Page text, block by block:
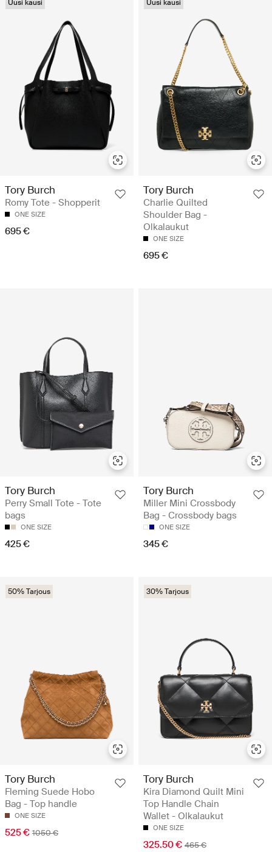
Uusi kausi
Tory Burch
Romy Tote - Shopperit
ONE SIZE
695 €
Uusi kausi
Tory Burch
Charlie Quilted
Shoulder Bag -
Olkalaukut
ONE SIZE
695 €
Tory Burch
Perry Small Tote - Tote
bags
ONE SIZE
425 €
Tory Burch
Miller Mini Crossbody
Bag - Crossbody bags
ONE SIZE
345 €
50% Tarjous
Tory Burch
Fleming Suede Hobo
Bag - Top handle
ONE SIZE
525 € 1050 €
30% Tarjous
Tory Burch
Kira Diamond Quilt Mini
Top Handle Chain
Wallet - Olkalaukut
ONE SIZE
325.50 € 465 €